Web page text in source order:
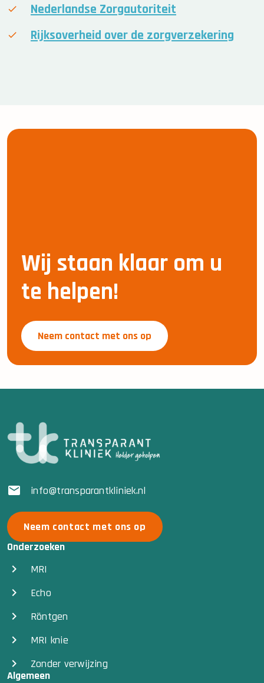
Nederlandse Zorgautoriteit
Rijksoverheid over de zorgverzekering
Wij staan klaar om u
te helpen!
Neem contact met ons op
info@transparantkliniek.nl
Neem contact met ons op
Onderzoeken
MRI
Echo
Röntgen
MRI knie
Zonder verwijzing
Algemeen